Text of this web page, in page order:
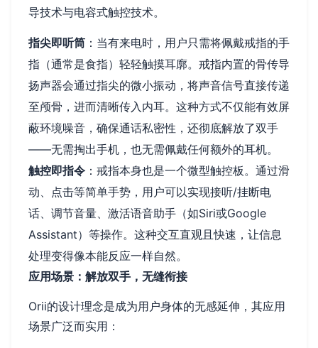
导技术与电容式触控技术。
指尖即听筒 ：当有来电时，用户只需将佩戴戒指的手
指（通常是食指）轻轻触摸耳廓。戒指内置的骨传导
扬声器会通过指尖的微小振动，将声音信号直接传递
至颅骨，进而清晰传入内耳。这种方式不仅能有效屏
蔽环境噪音，确保通话私密性，还彻底解放了双手
——无需掏出手机，也无需佩戴任何额外的耳机。
触控即指令 ：戒指本身也是一个微型触控板。通过滑
动、点击等简单手势，用户可以实现接听/挂断电
话、调节音量、激活语音助手（如Siri或Google
Assistant）等操作。这种交互直观且快速，让信息
处理变得像本能反应一样自然。
应用场景：解放双手，无缝衔接
Orii的设计理念是成为用户身体的无感延伸，其应用
场景广泛而实用：